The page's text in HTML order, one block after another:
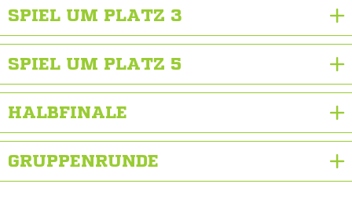
SPIEL UM PLATZ 3
SPIEL UM PLATZ 5
HALBFINALE
GRUPPENRUNDE